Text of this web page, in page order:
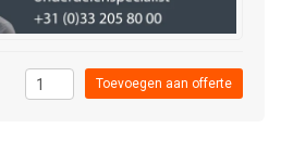
Toevoegen aan offerte